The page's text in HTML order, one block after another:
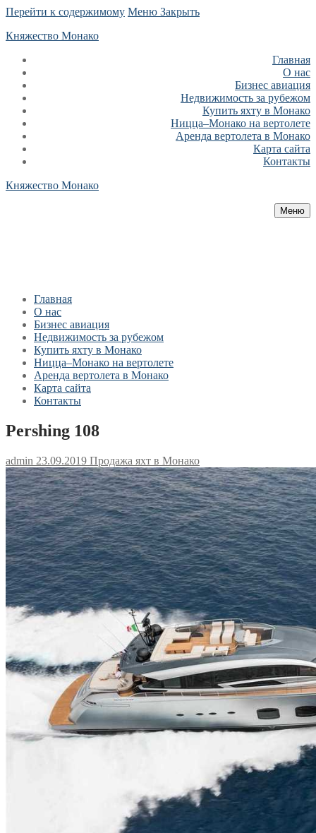
Перейти к содержимому Меню Закрыть
Княжество Монако
Главная
О нас
Бизнес авиация
Недвижимость за рубежом
Купить яхту в Монако
Ницца–Монако на вертолете
Аренда вертолета в Монако
Карта сайта
Контакты
Княжество Монако
Меню
Главная
О нас
Бизнес авиация
Недвижимость за рубежом
Купить яхту в Монако
Ницца–Монако на вертолете
Аренда вертолета в Монако
Карта сайта
Контакты
Pershing 108
admin 23.09.2019 Продажа яхт в Монако